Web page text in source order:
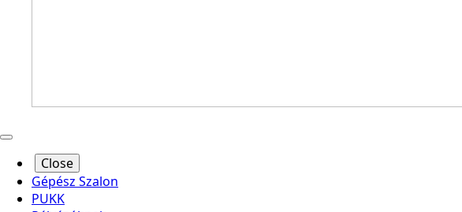
Close
Gépész Szalon
PUKK